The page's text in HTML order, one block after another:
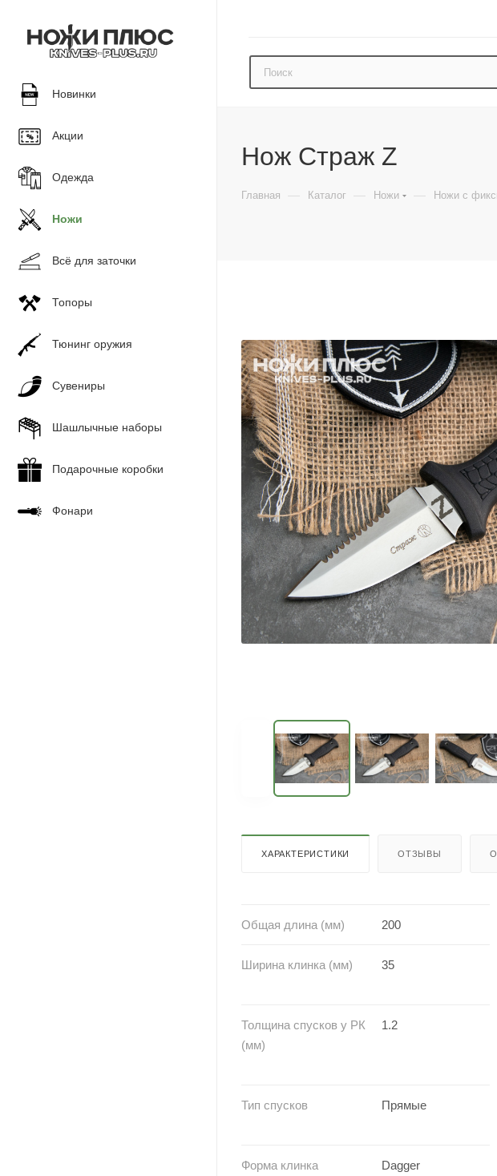
Новинки
Акции
Одежда
Ножи
Всё для заточки
Топоры
Тюнинг оружия
Сувениры
Шашлычные наборы
Подарочные коробки
Фонари
Нож Страж Z
Главная — Каталог — Ножи — Ножи с
ХАРАКТЕРИСТИКИ ОТЗЫВЫ
Общая длина (мм) 200
Ширина клинка (мм) 35
Толщина спусков у РК
(мм)
1.2
Тип спусков Прямые
Форма клинка Dagger